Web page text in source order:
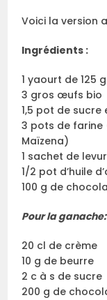
Voici la version
Ingrédients :
1 yaourt de 125
3 gros œufs bio
1,5 pot de sucre
3 pots de farine
Maïzena)
1 sachet de
1/2 pot d’huile
100 g de
Pour la ganache:
20 cl de crème
10 g de beurre
2 c à s de sucre
200 g de